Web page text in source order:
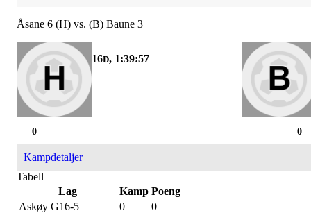
Åsane 6 (H) vs. (B) Baune 3
16D, 1:39:57
0
0
Kampdetaljer
Tabell
Lag
Kamp Poeng
Askøy G16-5
0
0